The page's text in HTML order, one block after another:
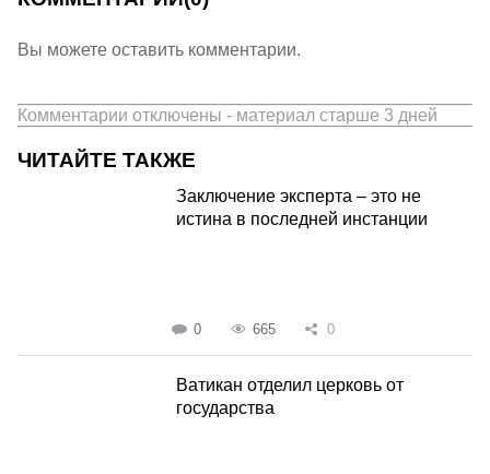
Вы можете оставить комментарии.
Комментарии отключены - материал старше 3 дней
ЧИТАЙТЕ ТАКЖЕ
Заключение эксперта – это не
истина в последней инстанции
0 665 0
Ватикан отделил церковь от
государства